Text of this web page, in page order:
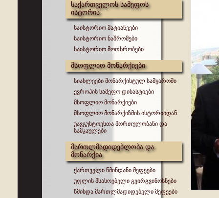
საქართველოს სამეფოს
ისტორია
საისტორიო მატიანეები
საისტორიო ნაშრომები
საისტორიო მოთხრობები
მსოფლიო მონარქიები
სიახლეები მონარქისტულ სამყაროში
ევროპის სამეფო დინასტიები
მსოფლიო მონარქიები
მსოფლიო მონარქიზმის ისტორიიდან
უავგუსტოესთა მორთულობანი და
სამკაულები
მართლმადიდებლობა და
მონარქია
ქართველი წმინდანი მეფეები
უფლის მსასოებელი გვირგვინოსნები
წმინდა მართლმადიდებელი მეფეები